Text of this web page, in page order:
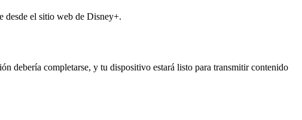
desde el sitio web de Disney+.
debería completarse, y tu dispositivo estará listo para transmitir contenido